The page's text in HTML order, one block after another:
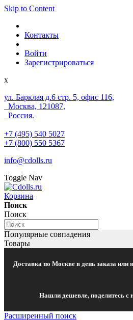
Skip to Content
Контакты
Войти
Зарегистрироваться
x
ул. Барклая д.6 стр. 5, офис 116,
Москва, 121087,
Россия.
+7 (495) 540 5027
+7 (800) 550 5367
info@cdolls.ru
Toggle Nav
Корзина
Поиск
Поиск
Популярные совпадения
Товары
Доставка по Москве в день заказа или
Нашли дешевле, поделитесь с
Расширенный поиск